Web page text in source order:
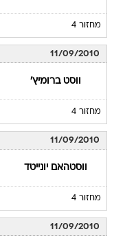
מחזור 4
11/09/2010
ווסט ברומיץ'
מחזור 4
11/09/2010
ווסטהאם יונייטד
מחזור 4
11/09/2010